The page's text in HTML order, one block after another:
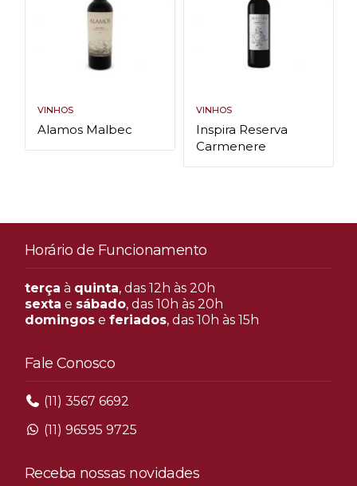
VINHOS
Alamos Malbec
VINHOS
Inspira Reserva
Carmenere
Horário de Funcionamento
terça à quinta, das 12h às 20h
sexta e sábado, das 10h às 20h
domingose feriados, das 10h às 15h
Fale Conosco
(11) 3567 6692
(11) 96595 9725
Receba nossas novidades